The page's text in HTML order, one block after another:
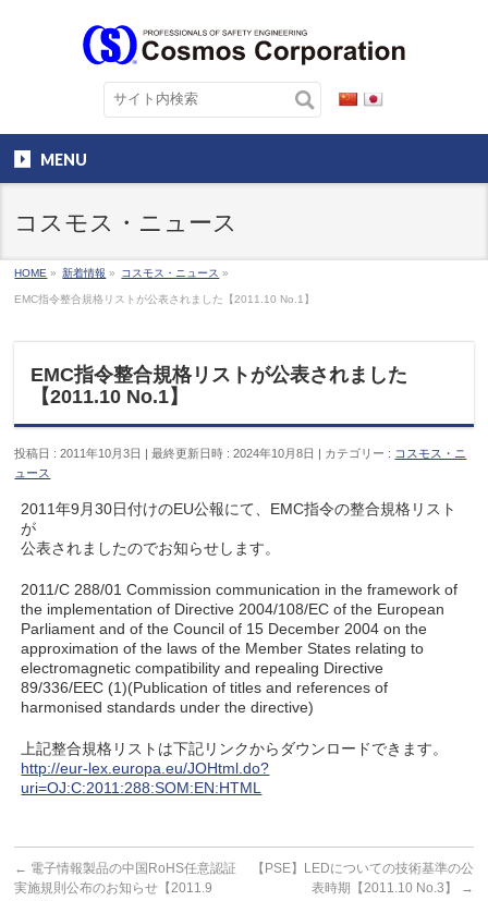
MENU
コスモス・ニュース
HOME » 新着情報 » コスモス・ニュース »
EMC指令整合規格リストが公表されました【2011.10 No.1】
EMC指令整合規格リストが公表されました
【2011.10 No.1】
投稿日 : 2011年10月3日 最終更新日時 : 2024年10月8日 カテゴリー : コスモス・ニ
ュース
2011年9月30日付けのEU公報にて、EMC指令の整合規格リスト
が
公表されましたのでお知らせします。
2011/C 288/01 Commission communication in the framework of
the implementation of Directive 2004/108/EC of the European
Parliament and of the Council of 15 December 2004 on the
approximation of the laws of the Member States relating to
electromagnetic compatibility and repealing Directive
89/336/EEC (1)(Publication of titles and references of
harmonised standards under the directive)
上記整合規格リストは下記リンクからダウンロードできます。
http://eur-lex.europa.eu/JOHtml.do?
uri=OJ:C:2011:288:SOM:EN:HTML
← 電子情報製品の中国RoHS任意認証
実施規則公布のお知らせ【2011.9
【PSE】LEDについての技術基準の公
表時期【2011.10 No.3】
→